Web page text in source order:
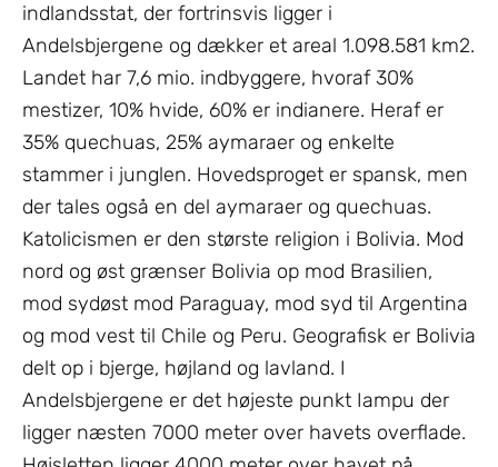
indlandsstat, der fortrinsvis ligger i
Andelsbjergene og dækker et areal 1.098.581 km2.
Landet har 7,6 mio. indbyggere, hvoraf 30%
mestizer, 10% hvide, 60% er indianere. Heraf er
35% quechuas, 25% aymaraer og enkelte
stammer i junglen. Hovedsproget er spansk, men
der tales også en del aymaraer og quechuas.
Katolicismen er den største religion i Bolivia. Mod
nord og øst grænser Bolivia op mod Brasilien,
mod sydøst mod Paraguay, mod syd til Argentina
og mod vest til Chile og Peru. Geografisk er Bolivia
delt op i bjerge, højland og lavland. I
Andelsbjergene er det højeste punkt Iampu der
ligger næsten 7000 meter over havets overflade.